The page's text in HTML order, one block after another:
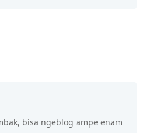
bisa ngeblog ampe enam